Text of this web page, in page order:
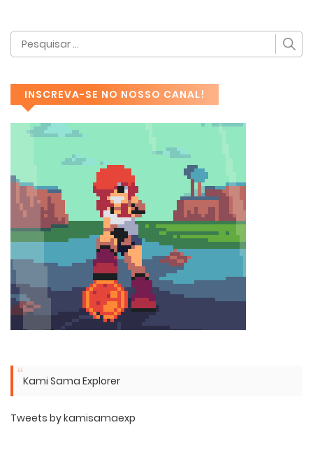
INSCREVA-SE NO NOSSO CANAL!
Kami Sama Explorer
Tweets by kamisamaexp